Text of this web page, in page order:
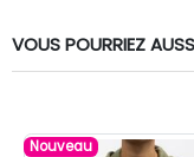
VOUS POURRIEZ
Nouveau